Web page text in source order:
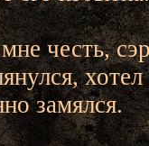
честь,
замялся.